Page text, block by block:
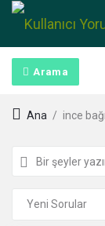
Arama
Ana / ince